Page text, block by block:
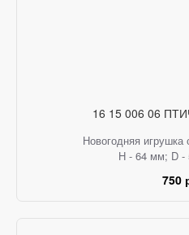
16 15 006 06
Новогодняя
H - 64 мм; D -
750